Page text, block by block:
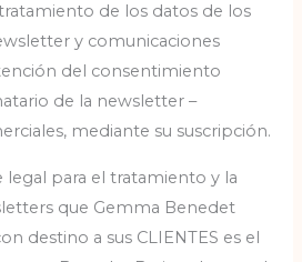
de los datos de los
y comunicaciones
del consentimiento
de la newsletter –
mediante su suscripción.
legal para el tratamiento y la
que Gemma Benedet
destino a sus CLIENTES es el